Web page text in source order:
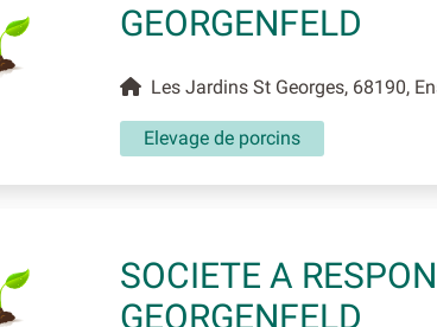
GEORGENFELD
Les Jardins St Georges, 68190,
Elevage de porcins
SOCIETE A
GEORGENFELD